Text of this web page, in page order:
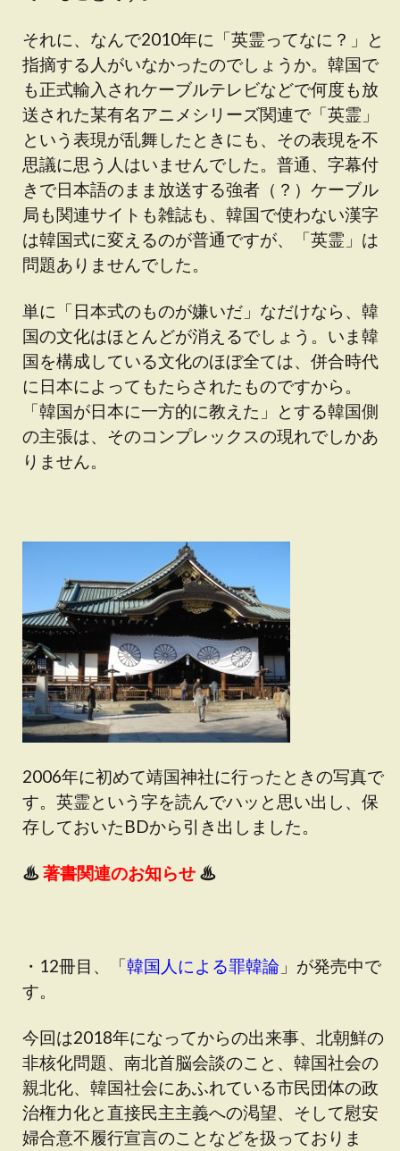
それに、なんで2010年に「英霊ってなに？」と
指摘する人がいなかったのでしょうか。韓国で
も正式輸入されケーブルテレビなどで何度も放
送された某有名アニメシリーズ関連で「英霊」
という表現が乱舞したときにも、その表現を不
思議に思う人はいませんでした。普通、字幕付
きで日本語のまま放送する強者（？）ケーブル
局も関連サイトも雑誌も、韓国で使わない漢字
は韓国式に変えるのが普通ですが、「英霊」は
問題ありませんでした。
単に「日本式のものが嫌いだ」なだけなら、韓
国の文化はほとんどが消えるでしょう。いま韓
国を構成している文化のほぼ全ては、併合時代
に日本によってもたらされたものですから。
「韓国が日本に一方的に教えた」とする韓国側
の主張は、そのコンプレックスの現れでしかあ
りません。
2006年に初めて靖国神社に行ったときの写真で
す。英霊という字を読んでハッと思い出し、保
存しておいたBDから引き出しました。
♨著書関連のお知らせ ♨
・12冊目、「韓国人による罪韓論 」が発売中で
す。
今回は2018年になってからの出来事、北朝鮮の
非核化問題、南北首脳会談のこと、韓国社会の
親北化、韓国社会にあふれている市民団体の政
治権力化と直接民主主義への渇望、そして慰安
婦合意不履行宣言のことなどを扱っておりま